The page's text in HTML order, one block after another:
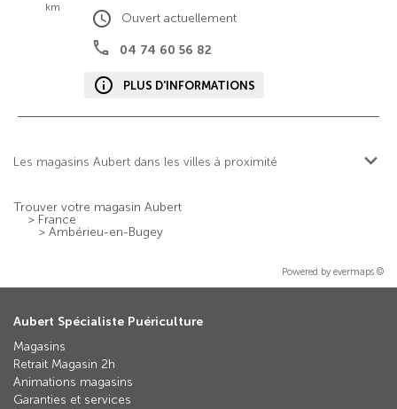
km
04 74 60 56 82
Ouvert actuellement
PLUS D'INFORMATIONS
Les magasins Aubert dans les villes à proximité
Trouver votre magasin Aubert
> France
> Ambérieu-en-Bugey
Powered by evermaps ©
Aubert Spécialiste Puériculture
Magasins
Retrait Magasin 2h
Animations magasins
Garanties et services